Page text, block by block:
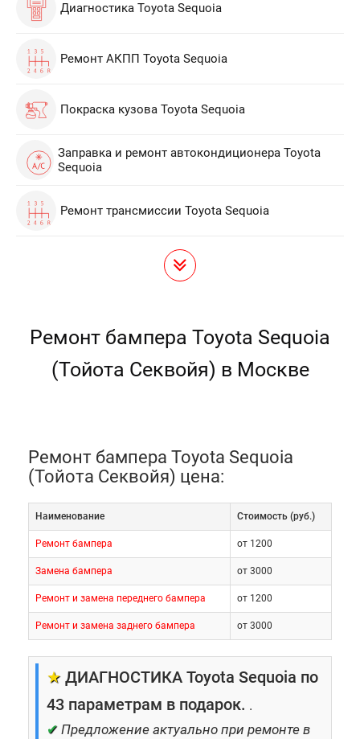
Диагностика Toyota Sequoia
Ремонт АКПП Toyota Sequoia
Покраска кузова Toyota Sequoia
Заправка и ремонт автокондиционера Toyota
Sequoia
Ремонт трансмиссии Toyota Sequoia
Ремонт бампера Toyota Sequoia
(Тойота Секвойя) в Москве
Ремонт бампера Toyota Sequoia
(Тойота Секвойя) цена:
Наименование Cтоимость (руб.)
Ремонт бампера от 1200
Замена бампера от 3000
Ремонт и замена переднего бампера от 1200
Ремонт и замена заднего бампера от 3000
★ ДИАГНОСТИКА Toyota Sequoia по
43 параметрам в подарок. .
✔ Предложение актуально при ремонте в